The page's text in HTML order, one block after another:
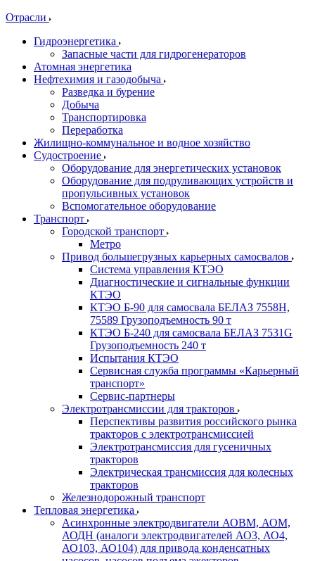
Отрасли
Гидроэнергетика
Запасные части для гидрогенераторов
Атомная энергетика
Нефтехимия и газодобыча
Разведка и бурение
Добыча
Транспортировка
Переработка
Жилищно-коммунальное и водное хозяйство
Судостроение
Оборудование для энергетических установок
Оборудование для подруливающих устройств и
пропульсивных установок
Вспомогательное оборудование
Транспорт
Городской транспорт
Метро
Привод большегрузных карьерных самосвалов
Система управления КТЭО
Диагностические и сигнальные функции
КТЭО
КТЭО Б-90 для самосвала БЕЛАЗ 7558H,
75589 Грузоподъемность 90 т
КТЭО Б-240 для самосвала БЕЛАЗ 7531G
Грузоподъемность 240 т
Испытания КТЭО
Сервисная служба программы «Карьерный
транспорт»
Сервис-партнеры
Электротрансмиссии для тракторов
Перспективы развития российского рынка
тракторов с электротрансмиссией
Электротрансмиссия для гусеничных
тракторов
Электрическая трансмиссия для колесных
тракторов
Железнодорожный транспорт
Тепловая энергетика
Асинхронные электродвигатели АОВМ, АОМ,
АОДН (аналоги электродвигателей АО3, АО4,
АО103, АО104) для привода конденсатных